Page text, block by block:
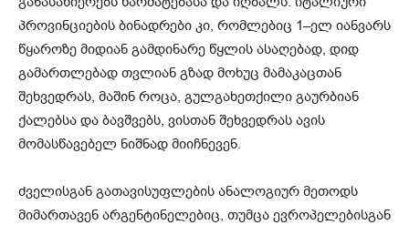
პროვინციების ბინადრები კი, რომლებიც 1–ელ იანვარს
წყაროზე მიდიან გამდინარე წყლის ასაღებად, დიდ
გამართლებად თვლიან გზად მოხუც მამაკაცთან
შეხვედრას, მაშინ როცა, გულგახეთქილი გაურბიან
ქალებსა და ბავშვებს, ვისთან შეხვედრას ავის
მომასწავებელ ნიშნად მიიჩნევენ.
ძველისგან გათავისუფლების ანალოგიურ მეთოდს
მიმართავენ არგენტინელებიც, თუმცა ევროპელებისგან